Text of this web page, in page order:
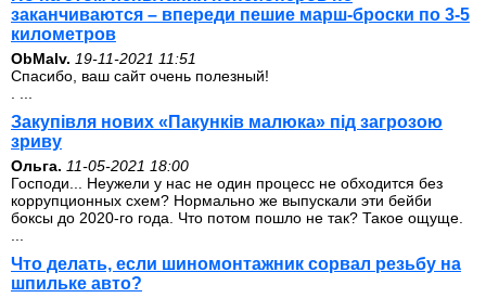
заканчиваются – впереди пешие марш-броски по 3-5
километров
ОbMalv. 19-11-2021 11:51
Спасибо, ваш сайт очень полезный!
Закупівля нових «Пакунків малюка» під загрозою
зриву
Ольга. 11-05-2021 18:00
Господи... Неужели у нас не один процесс не обходится без
коррупционных схем? Нормально же выпускали эти бейби
боксы до 2020-го года. Что потом пошло не так? Такое ощуще.
Что делать, если шиномонтажник сорвал резьбу на
шпильке авто?